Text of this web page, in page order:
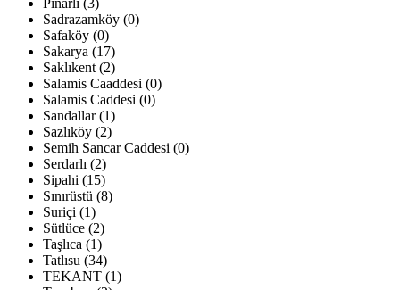
Pınarlı (3)
Sadrazamköy (0)
Safaköy (0)
Sakarya (17)
Saklıkent (2)
Salamis Caaddesi (0)
Salamis Caddesi (0)
Sandallar (1)
Sazlıköy (2)
Semih Sancar Caddesi (0)
Serdarlı (2)
Sipahi (15)
Sınırüstü (8)
Suriçi (1)
Sütlüce (2)
Taşlıca (1)
Tatlısu (34)
TEKANT (1)